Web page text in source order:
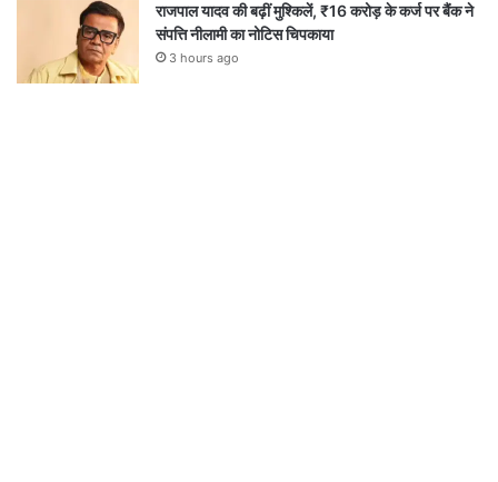
राजपाल यादव की बढ़ीं मुश्किलें, ₹16 करोड़ के कर्ज पर बैंक ने
संपत्ति नीलामी का नोटिस चिपकाया
3 hours ago